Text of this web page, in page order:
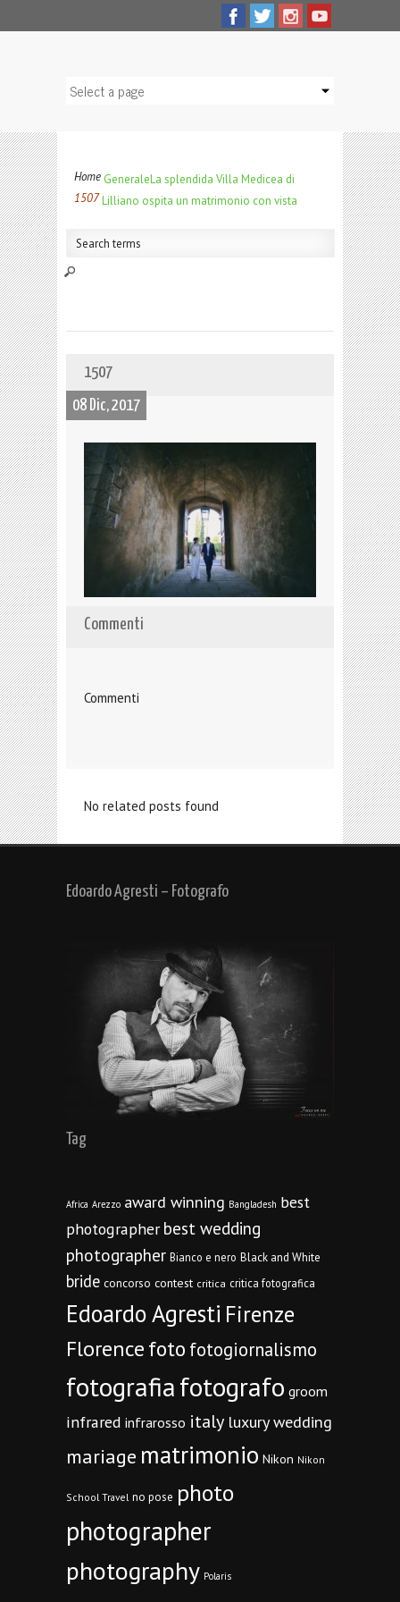
Home GeneraleLa splendida Villa Medicea di
Lilliano ospita un matrimonio con vista
1507
1507
08 Dic, 2017
Commenti
Commenti
No related posts found
Edoardo Agresti – Fotografo
Tag
Africa Arezzo award winning Bangladesh best
photographer best wedding
photographer Bianco e nero Black and White
bride concorso contest critica critica fotografica
Edoardo Agresti Firenze
Florencefoto fotogiornalismo
fotografiafotografo groom
infrared infrarosso italy luxury wedding
mariage matrimonio Nikon Nikon
School Travel no pose photo
photographer
photography Polaris